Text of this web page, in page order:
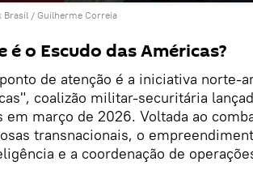
o
vídeo
Brasil / Guilherme Correia
é o Escudo das Américas?
de atenção é a iniciativa norte-
coalizão militar-securitária
em março de 2026. Voltada ao
transnacionais, o
e a coordenação de